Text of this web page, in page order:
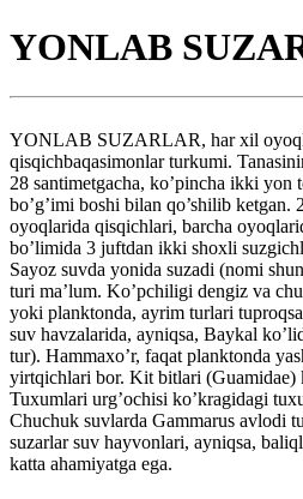
YONLAB
YONLAB SUZARLAR, har xil
qisqichbaqasimonlar turkumi.
28 santimetgacha, ko’pincha ikki yon
bo’g’imi boshi bilan qo’shilib
oyoqlarida qisqichlari, barcha
bo’limida 3 juftdan ikki shoxli
Sayoz suvda yonida suzadi (nomi
turi ma’lum. Ko’pchiligi dengiz va
yoki planktonda, ayrim turlari
suv havzalarida, ayniqsa, Baykal
tur). Hammaxo’r, faqat planktonda
yirtqichlari bor. Kit bitlari (Guamidae)
Tuxumlari urg’ochisi ko’kragidagi
Chuchuk suvlarda Gammarus avlodi
suzarlar suv hayvonlari, ayniqsa,
katta ahamiyatga ega.